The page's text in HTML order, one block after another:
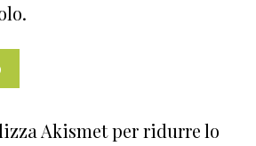
Akismet per ridurre lo